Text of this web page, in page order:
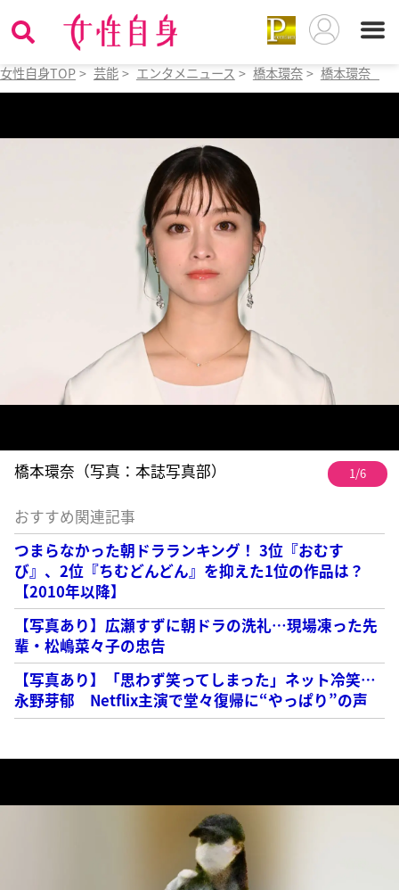
女性自身TOP > 芸能 > エンタメニュース > 橋本環奈 > 橋本環奈 パ
橋本環奈（写真：本誌写真部） 1/6
おすすめ関連記事
つまらなかった朝ドラランキング！ 3位『おむす
び』、2位『ちむどんどん』を抑えた1位の作品は？
【2010年以降】
【写真あり】広瀬すずに朝ドラの洗礼…現場凍った先
輩・松嶋菜々子の忠告
【写真あり】「思わず笑ってしまった」ネット冷笑…
永野芽郁 Netflix主演で堂々復帰に“やっぱり”の声